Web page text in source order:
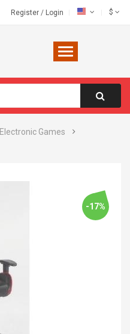
Register / Login $
Electronic Games
-17%